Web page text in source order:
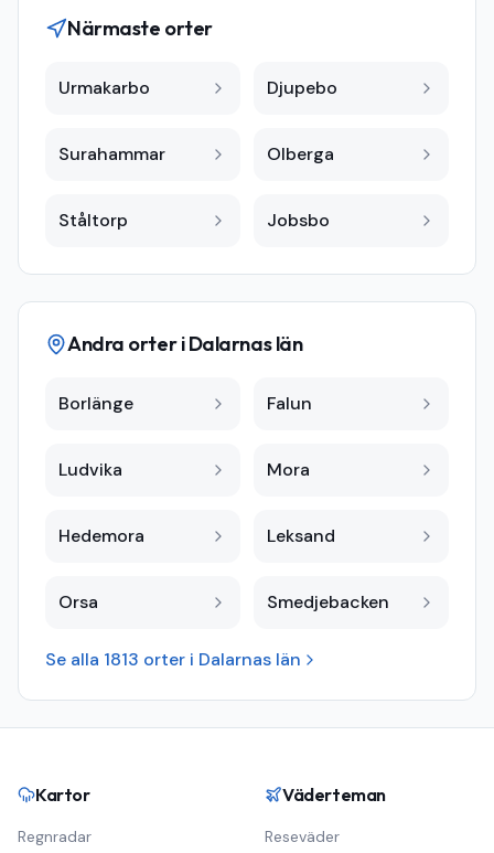
Närmaste orter
Urmakarbo Djupebo
Surahammar Olberga
Ståltorp Jobsbo
Andra orter iDalarnas län
Borlänge Falun
Ludvika Mora
Hedemora Leksand
Orsa Smedjebacken
Se alla 1813 orter i Dalarnas län
Kartor
Regnradar
Väderteman
Reseväder